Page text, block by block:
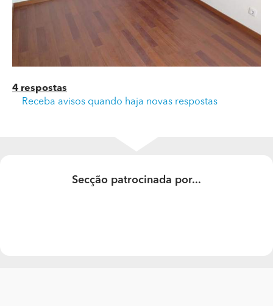
Este chão foi afagado? Levou que acabamento?
4 respostas
Receba avisos quando haja novas respostas
Secção patrocinada por...